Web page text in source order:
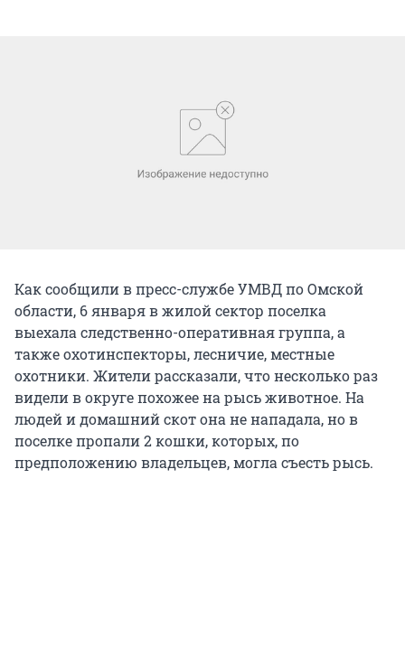
Как сообщили в пресс-службе УМВД по Омской
области, 6 января в жилой сектор поселка
выехала следственно-оперативная группа, а
также охотинспекторы, лесничие, местные
охотники. Жители рассказали, что несколько раз
видели в округе похожее на рысь животное. На
людей и домашний скот она не нападала, но в
поселке пропали 2 кошки, которых, по
предположению владельцев, могла съесть рысь.